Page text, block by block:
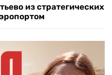
из стратегических